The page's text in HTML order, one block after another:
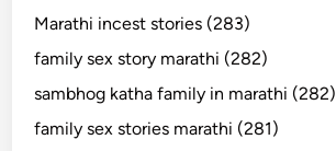
Marathi incest stories (283)
family sex story marathi (282)
sambhog katha family in marathi (282)
family sex stories marathi (281)